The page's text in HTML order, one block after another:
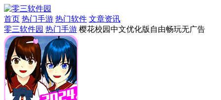
首页 热门手游 热门软件 文章资讯
零三软件园 热门手游 樱花校园中文优化版自由畅玩无广告